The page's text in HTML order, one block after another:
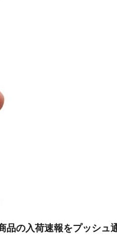
品の入荷速報をプッシュ